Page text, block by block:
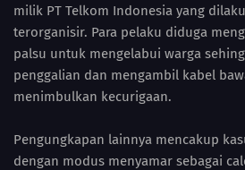
milik PT Telkom Indonesia yang
terorganisir. Para pelaku diduga
palsu untuk mengelabui warga
penggalian dan mengambil kabel
menimbulkan kecurigaan.
Pengungkapan lainnya mencakup
dengan modus menyamar sebagai